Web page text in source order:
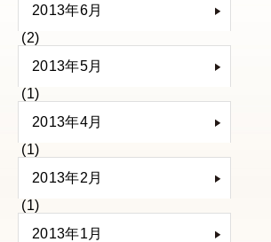
2013年6月
(2)
2013年5月
(1)
2013年4月
(1)
2013年2月
(1)
2013年1月